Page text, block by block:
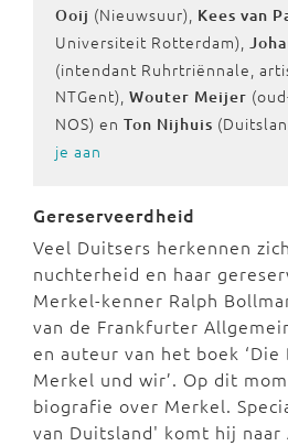
Ooij (Nieuwsuur), Kees van
Universiteit Rotterdam),
(intendant Ruhrtriënnale,
NTGent), Wouter Meijer
NOS) en Ton Nijhuis
je aan
Gereserveerdheid
Veel Duitsers herkennen
nuchterheid en haar
Merkel-kenner Ralph
van de Frankfurter
en auteur van het boek ‘Die
Merkel und wir’. Op dit
biografie over Merkel.
van Duitsland' komt hij naar